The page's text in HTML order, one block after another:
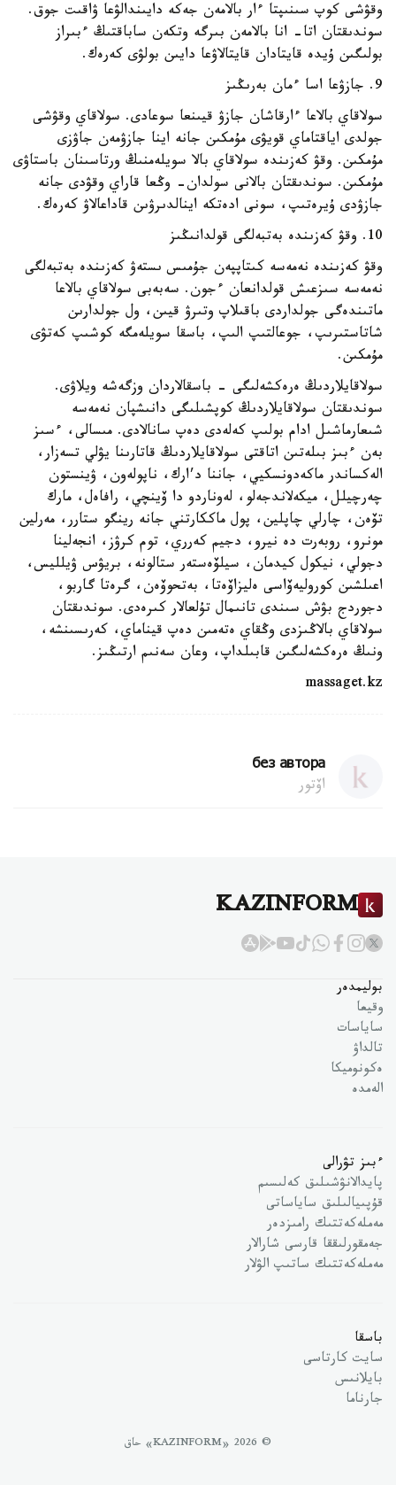
وقۋشى كوپ سىنىپتا ءار بالامەن جەكە دايىندالۋعا ۋاقىت جوق.
سوندىقتان اتا- انا بالامەن بىرگە وتكەن ساباقتىڭ ءبىراز
بولىگىن ۇيدە قايتادان قايتالاۋعا دايىن بولۋى كەرەك.
9. جازۋعا اسا ءمان بەرىڭىز
سولاقاي بالاعا ءارقاشان جازۋ قيىنعا سوعادى. سولاقاي وقۋشى
جولدى اياقتاماي قويۋى مۇمكىن جانە اينا جازۋمەن جاۋزى
مۇمكىن. وقۋ كەزىندە سولاقاي بالا سويلەمنىڭ ورتاسىنان باستاۋى
مۇمكىن. سوندىقتان بالانى سولدان- وڭعا قاراي وقۋدى جانە
جازۋدى ۇيرەتىپ، سونى ادەتكە اينالدىرۋىن قاداعالاۋ كەرەك.
10. وقۋ كەزىندە بەتبەلگى قولدانىڭىز
وقۋ كەزىندە نەمەسە كىتاپپەن جۇمىس ىستەۋ كەزىندە بەتبەلگى
نەمەسە سىزعىش قولدانعان ءجون. سەبەبى سولاقاي بالاعا
ماتىندەگى جولداردى باقىلاپ وتىرۋ قيىن، ول جولدارىن
شاتاستىرىپ، جوعالتىپ الىپ، باسقا سويلەمگە كوشىپ كەتۋى
مۇمكىن.
سولاقايلاردىڭ ەرەكشەلىگى - باسقالاردان وزگەشە ويلاۋى.
سوندىقتان سولاقايلاردىڭ كوپشىلىگى دانىشپان نەمەسە
شىعارماشىل ادام بولىپ كەلەدى دەپ سانالادى. مىسالى، ءسىز
بەن ءبىز بىلەتىن اتاقتى سولاقايلاردىڭ قاتارىنا يۋلي تسەزار،
الەكساندر ماكەدونسكيي، جاننا د׳ارك، ناپولەون، ۋينستون
چەرچيلل، ميكەلاندجەلو، لەوناردو دا ۆينچي، رافاەل، مارك
تۆەن، چارلي چاپلين، پول ماككارتني جانە رينگو ستارر، مەرلين
مونرو، روبەرت دە نيرو، دجيم كەرري، توم كرۋز، انجەلينا
دجولي، نيكول كيدمان، سيلۆەستەر ستالونە، بريۋس ۋيلليس،
اعىلشىن كوروليەۆاسى ەليزاۆەتا، بەتحوۆەن، گرەتا گاربو،
دجوردج بۋش سىندى تانىمال تۇلعالار كىرەدى. سوندىقتان
سولاقاي بالاڭىزدى وڭقاي ەتەمىن دەپ قيناماي، كەرىسىنشە،
ونىڭ ەرەكشەلىگىن قابىلداپ، وعان سەنىم ارتىڭىز.
massaget.kz
без автора
اۆتور
KAZINFORM
بوليمدەر
وقيعا
ساياسات
تالداۋ
ەكونوميكا
الەمدە
ءبىز تۋرالى
پايدالانۋشىلىق كەلىسىم
قۇپىيالىلىق ساياساتى
مەملەكەتتىك رامىزدەر
جەمقورلىققا قارسى شارالار
مەملەكەتتىك ساتىپ الۋلار
باسقا
سايت كارتاسى
بايلانىس
جارناما
© 2026 «KAZINFORM» حاق